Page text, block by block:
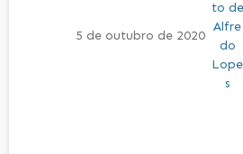
5 de outubro de 2020